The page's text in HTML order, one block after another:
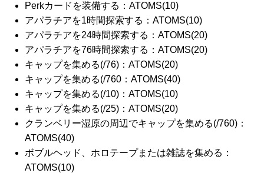
Perkカードを装備する：ATOMS(10)
アパラチアを1時間探索する：ATOMS(10)
アパラチアを24時間探索する：ATOMS(20)
アパラチアを76時間探索する：ATOMS(20)
キャップを集める(/76)：ATOMS(20)
キャップを集める(/760：ATOMS(40)
キャップを集める(/10)：ATOMS(10)
キャップを集める(/25)：ATOMS(20)
クランベリー湿原の周辺でキャップを集める(/760)：
ATOMS(40)
ボブルヘッド、ホロテープまたは雑誌を集める：
ATOMS(10)